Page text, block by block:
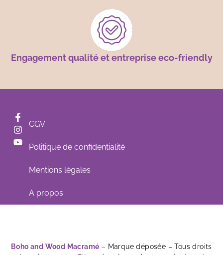
Engagement qualité et entreprise eco-friendly
CGV
Politique de confidentialité
Mentions légales
A propos
Boho and Wood Macramé – Marque déposée – Tous droits